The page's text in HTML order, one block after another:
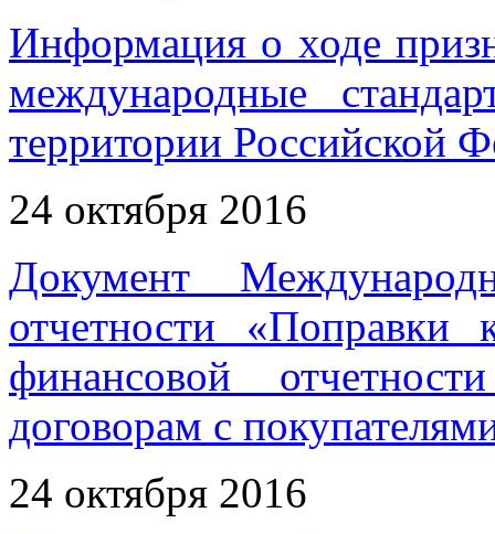
Информация о ходе
международные
территории Российской
24 октября 2016
Документ
отчетности «Поправки
финансовой
договорам с
24 октября 2016